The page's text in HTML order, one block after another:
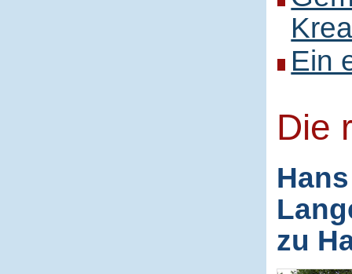
Ein
Die
zu